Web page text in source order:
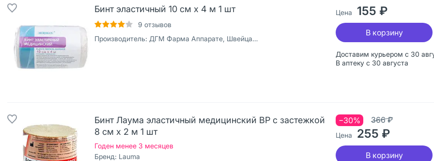
Бинт эластичный 10 см х 4 м 1 шт
9 отзывов
Производитель: ДГМ Фарма Аппарате, Швейцария
Доставим курьером с 30
В аптеку с 30 августа
Цена 155 ₽
В корзину
Бинт Лаума эластичный медицинский ВР с застежкой
8 см х 2 м 1 шт
Годен менее 3 месяцев
Бренд: Lauma
Цена 255 ₽
366 ₽
−30%
В корзину